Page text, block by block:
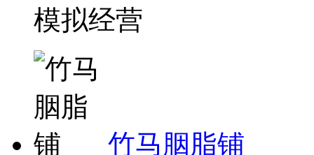
模拟经营
竹马胭脂铺